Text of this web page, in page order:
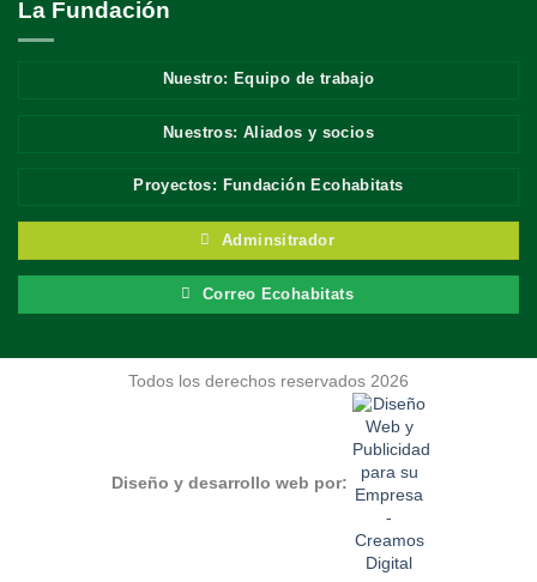
La Fundación
Nuestro: Equipo de trabajo
Nuestros: Aliados y socios
Proyectos: Fundación Ecohabitats
Adminsitrador
Correo Ecohabitats
Todos los derechos reservados 2026
Diseño y desarrollo web por: